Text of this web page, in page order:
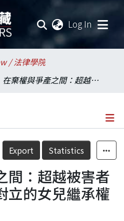
Log In
/ 法律學院
在棄權與爭產之間：超越被害者與行動者二元對立的女兒繼承權實踐
Details
Export Statistics
間：超越被害者
立的女兒繼承權